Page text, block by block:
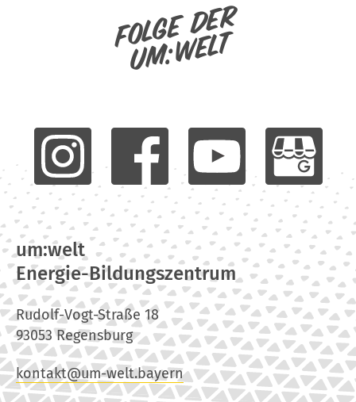
Folge der
um:welt
um:welt
Energie-Bildungszentrum
Rudolf-Vogt-Straße 18
93053 Regensburg
kontakt@um-welt.bayern